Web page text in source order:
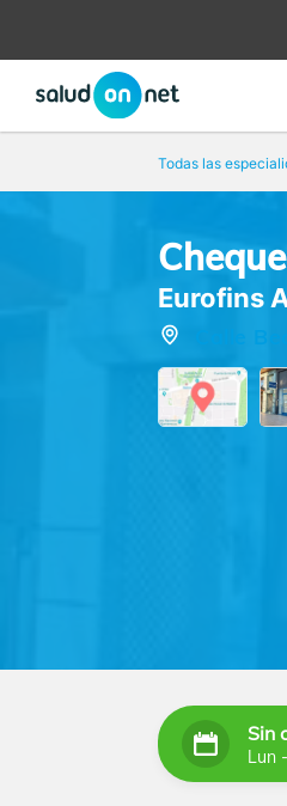
Todas las
Eurofins
Sin
Lun